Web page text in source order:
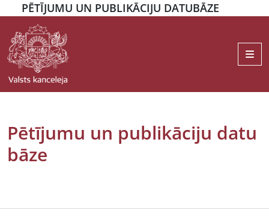
PĒTĪJUMU UN PUBLIKĀCIJU DATUBĀZE
Pētījumu un publikāciju datu
bāze